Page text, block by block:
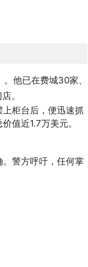
他已在费城30家、
。
柜台后，便迅速抓
值近1.7万美元。
警方呼吁，任何掌